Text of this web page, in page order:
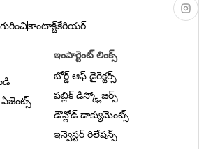
గురించికాంటాక్ట్కేరియర్
ఇంపార్టెంట్ లింక్స్
బోర్డ్ ఆఫ్ డైరెక్టర్స్
పబ్లిక్ డిస్క్లోజర్స్
డౌన్లోడ్ డాక్యుమెంట్స్
ఇన్వెస్టర్ రిలేషన్స్